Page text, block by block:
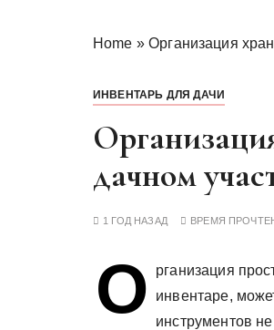
Home »Организация
ИНВЕНТАРЬ ДЛЯ ДАЧИ
дачном
1 ГОД НАЗАД ВРЕМЯ
О
рганизация
инвентаре,
инструментов